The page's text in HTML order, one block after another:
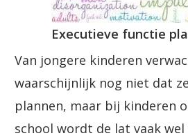
Executieve functie
Van jongere kinderen
waarschijnlijk nog niet dat
plannen, maar bij kinderen
school wordt de lat vaak